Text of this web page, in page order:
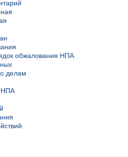
обжалования НПА
делам
НПА